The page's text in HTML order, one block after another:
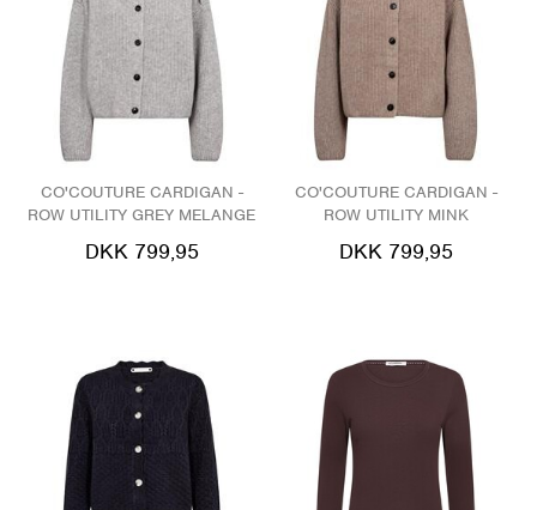
CO'COUTURE CARDIGAN -
ROW UTILITY GREY MELANGE
DKK 799,95
CO'COUTURE CARDIGAN -
ROW UTILITY MINK
DKK 799,95